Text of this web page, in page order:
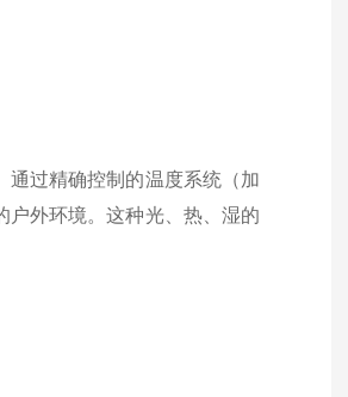
通过精确控制的温度系统（加
户外环境。这种光、热、湿的